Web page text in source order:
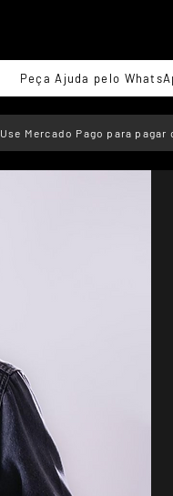
Peça Ajuda pelo
Use Mercado Pago para